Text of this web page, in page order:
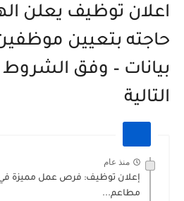
اعلان توظيف يعلن
حاجته بتعيين
بيانات – وفق
التالية
منذ عام
إعلان توظيف: فرص عمل مميزة
مطاعم...